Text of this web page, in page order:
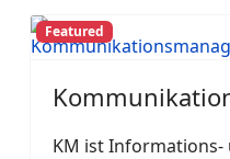
Featured
KM ist Informations-